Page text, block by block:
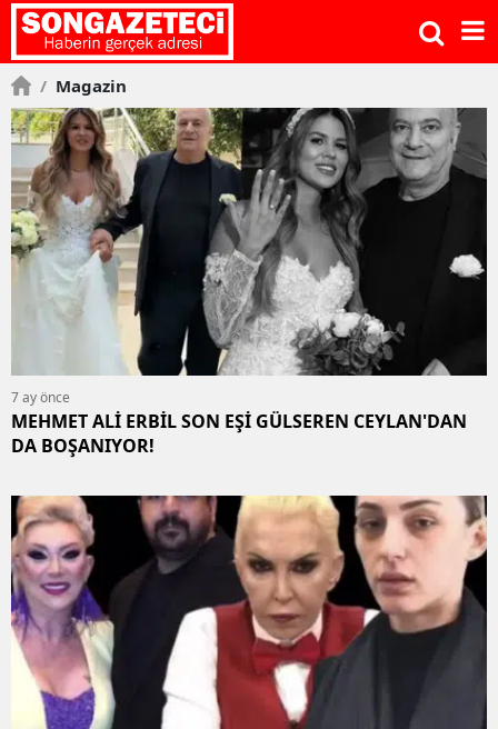
/ Magazin
7 ay önce
MEHMET ALİ ERBİL SON EŞİ GÜLSEREN CEYLAN'DAN
DA BOŞANIYOR!